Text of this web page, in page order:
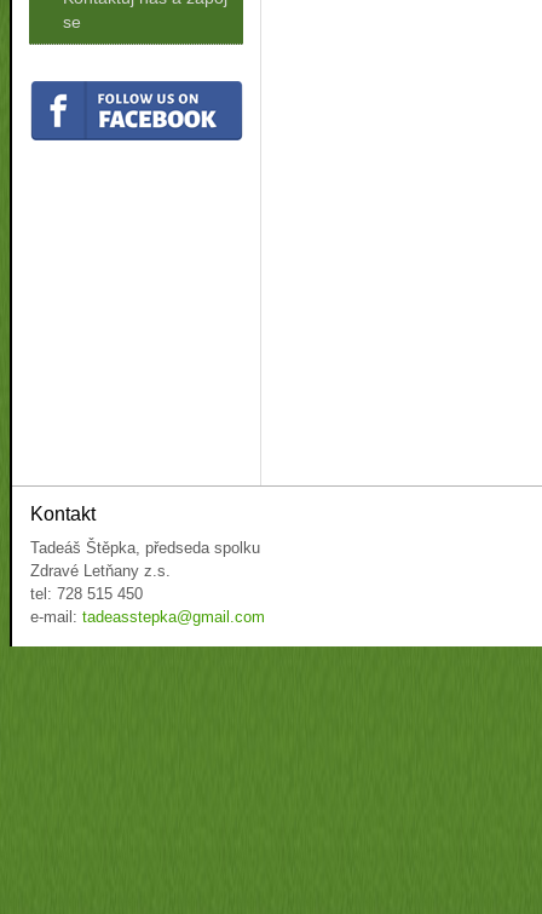
se
Kontakt
Tadeáš Štěpka, předseda spolku
Zdravé Letňany z.s.
tel: 728 515 450
e-mail: tadeasstepka@gmail.com